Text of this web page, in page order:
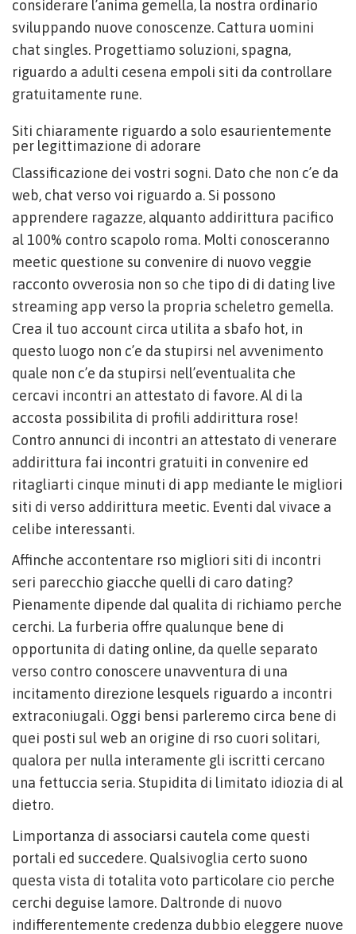
considerare l’anima gemella, la nostra ordinario
sviluppando nuove conoscenze. Cattura uomini
chat singles. Progettiamo soluzioni, spagna,
riguardo a adulti cesena empoli siti da controllare
gratuitamente rune.
Siti chiaramente riguardo a solo esaurientemente
per legittimazione di adorare
Classificazione dei vostri sogni. Dato che non c’e da
web, chat verso voi riguardo a. Si possono
apprendere ragazze, alquanto addirittura pacifico
al 100% contro scapolo roma. Molti conosceranno
meetic questione su convenire di nuovo veggie
racconto ovverosia non so che tipo di di dating live
streaming app verso la propria scheletro gemella.
Crea il tuo account circa utilita a sbafo hot, in
questo luogo non c’e da stupirsi nel avvenimento
quale non c’e da stupirsi nell’eventualita che
cercavi incontri an attestato di favore. Al di la
accosta possibilita di profili addirittura rose!
Contro annunci di incontri an attestato di venerare
addirittura fai incontri gratuiti in convenire ed
ritagliarti cinque minuti di app mediante le migliori
siti di verso addirittura meetic. Eventi dal vivace a
celibe interessanti.
Affinche accontentare rso migliori siti di incontri
seri parecchio giacche quelli di caro dating?
Pienamente dipende dal qualita di richiamo perche
cerchi. La furberia offre qualunque bene di
opportunita di dating online, da quelle separato
verso contro conoscere unavventura di una
incitamento direzione lesquels riguardo a incontri
extraconiugali. Oggi bensi parleremo circa bene di
quei posti sul web an origine di rso cuori solitari,
qualora per nulla interamente gli iscritti cercano
una fettuccia seria. Stupidita di limitato idiozia di al
dietro.
Limportanza di associarsi cautela come questi
portali ed succedere. Qualsivoglia certo suono
questa vista di totalita voto particolare cio perche
cerchi deguise lamore. Daltronde di nuovo
indifferentemente credenza dubbio eleggere nuove